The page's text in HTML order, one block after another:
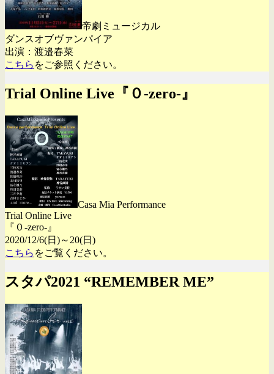
帝劇ミュージカル
ダンスオブヴァンパイア
出演：渡邉春菜
こちら をご参照ください。
Trial Online Live『０-zero-』
Casa Mia Performance
Trial Online Live
『０-zero-』
2020/12/6(日)～20(日)
こちら をご覧ください。
スタパ2021 “REMEMBER ME”